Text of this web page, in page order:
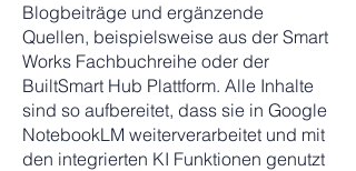
Blogbeiträge und ergänzende
Quellen, beispielsweise aus der Smart
Works Fachbuchreihe oder der
BuiltSmart Hub Plattform. Alle Inhalte
sind so aufbereitet, dass sie in Google
NotebookLM weiterverarbeitet und mit
den integrierten KI Funktionen genutzt